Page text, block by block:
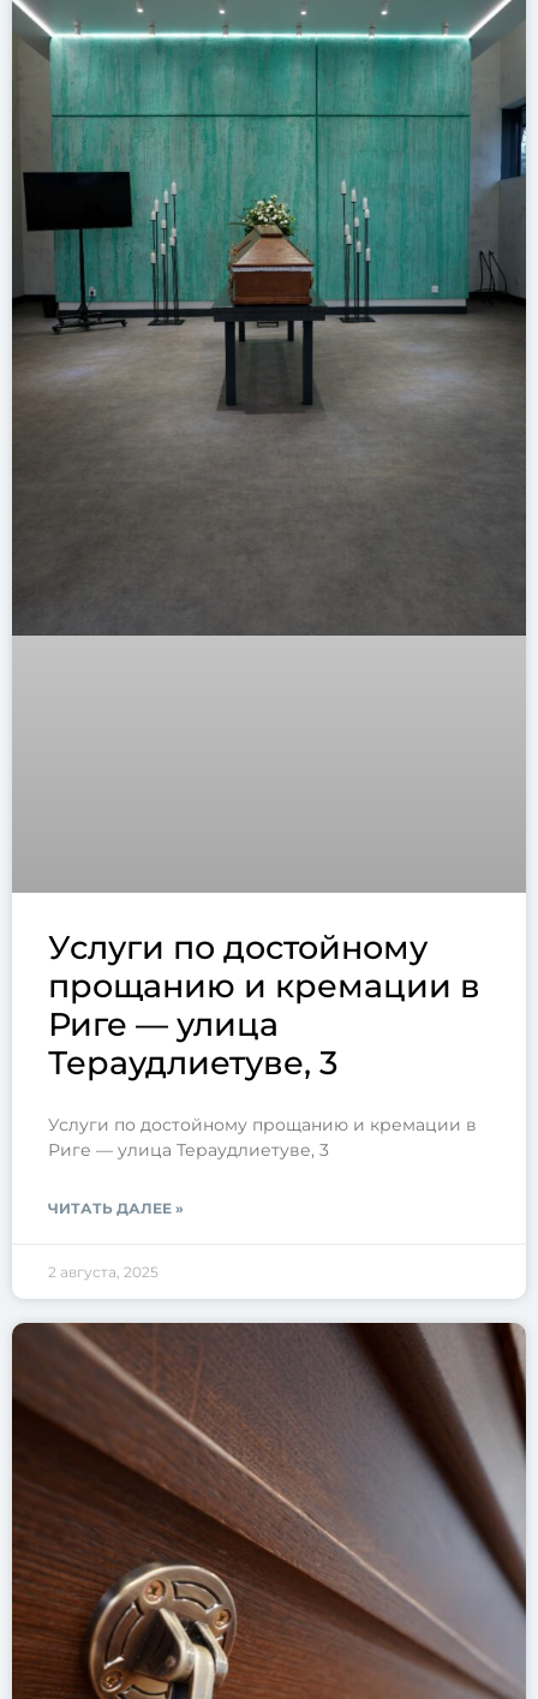
Услуги по достойному
прощанию и кремации в
Риге — улица
Тераудлиетуве, 3
Услуги по достойному прощанию и кремации в
Риге — улица Тераудлиетуве, 3
ЧИТАТЬ ДАЛЕЕ »
2 августа, 2025